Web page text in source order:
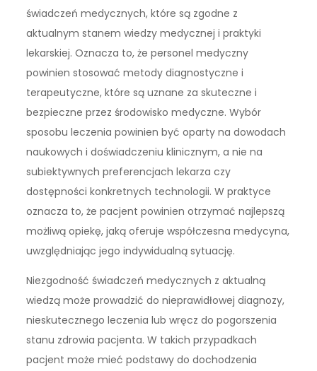
świadczeń medycznych, które są zgodne z
aktualnym stanem wiedzy medycznej i praktyki
lekarskiej. Oznacza to, że personel medyczny
powinien stosować metody diagnostyczne i
terapeutyczne, które są uznane za skuteczne i
bezpieczne przez środowisko medyczne. Wybór
sposobu leczenia powinien być oparty na dowodach
naukowych i doświadczeniu klinicznym, a nie na
subiektywnych preferencjach lekarza czy
dostępności konkretnych technologii. W praktyce
oznacza to, że pacjent powinien otrzymać najlepszą
możliwą opiekę, jaką oferuje współczesna medycyna,
uwzględniając jego indywidualną sytuację.
Niezgodność świadczeń medycznych z aktualną
wiedzą może prowadzić do nieprawidłowej diagnozy,
nieskutecznego leczenia lub wręcz do pogorszenia
stanu zdrowia pacjenta. W takich przypadkach
pacjent może mieć podstawy do dochodzenia